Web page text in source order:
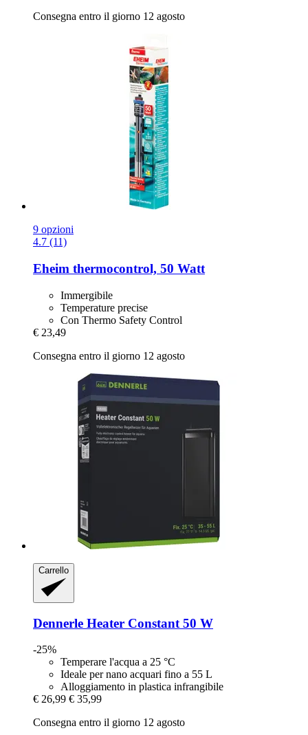
Consegna entro il giorno 12 agosto
9 opzioni
4.7 (11)
Eheim thermocontrol, 50 Watt
Immergibile
Temperature precise
Con Thermo Safety Control
€ 23,49
Consegna entro il giorno 12 agosto
Carrello
Dennerle Heater Constant 50 W
-25%
Temperare l'acqua a 25 °C
Ideale per nano acquari fino a 55 L
Alloggiamento in plastica infrangibile
€ 26,99 € 35,99
Consegna entro il giorno 12 agosto